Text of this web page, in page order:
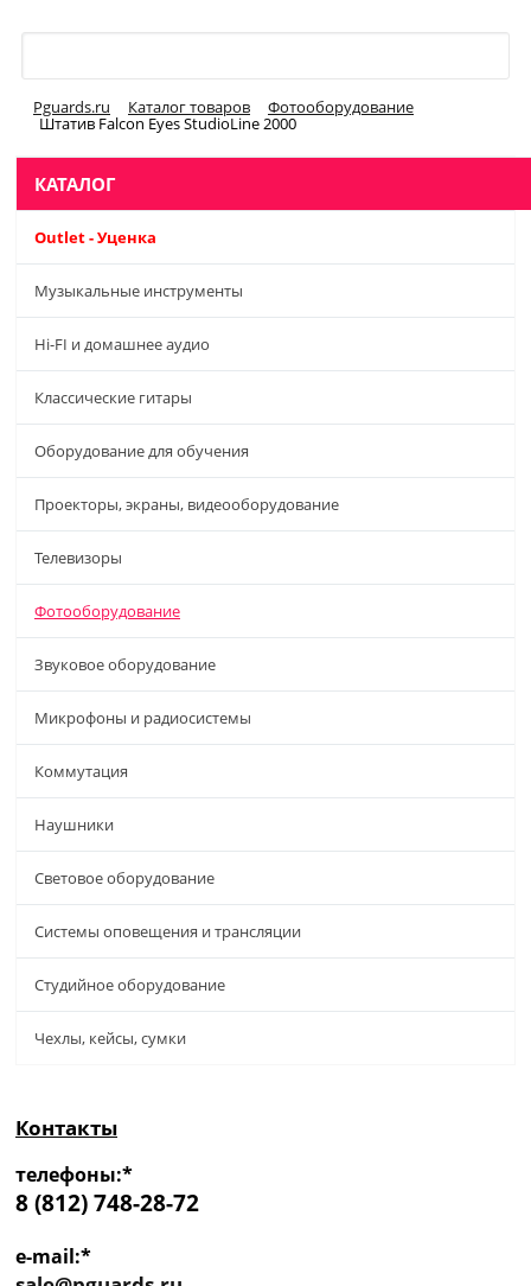
Pguards.ru Каталог товаров Фотооборудование
Штатив Falcon Eyes StudioLine 2000
КАТАЛОГ
Outlet - Уценка
Музыкальные инструменты
Hi-FI и домашнее аудио
Классические гитары
Оборудование для обучения
Проекторы, экраны, видеооборудование
Телевизоры
Фотооборудование
Звуковое оборудование
Микрофоны и радиосистемы
Коммутация
Наушники
Световое оборудование
Системы оповещения и трансляции
Студийное оборудование
Чехлы, кейсы, сумки
Контакты
телефоны:*
8 (812) 748-28-72
e-mail:*